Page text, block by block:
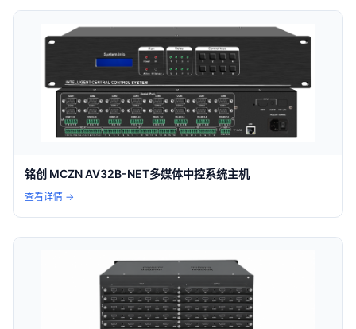
铭创 MCZN AV32B-NET多媒体中控系统主机
查看详情 →